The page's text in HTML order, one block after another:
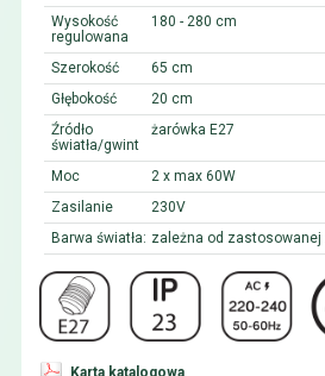
Wysokość
regulowana
180 - 280 cm
Szerokość
65 cm
Głębokość
20 cm
Źródło
światła/gwint
żarówka E27
Moc
2 x max 60W
Zasilanie
230V
Barwa światła: zależna od zastosowanej
Karta katalogowa